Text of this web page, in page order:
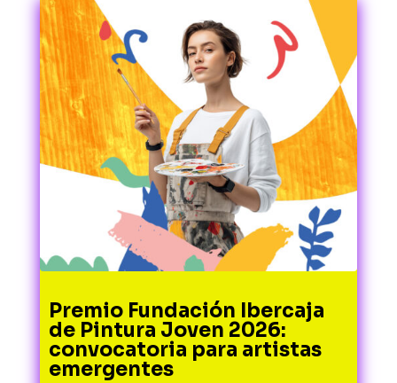
Premio Fundación Ibercaja
de Pintura Joven 2026:
convocatoria para artistas
emergentes